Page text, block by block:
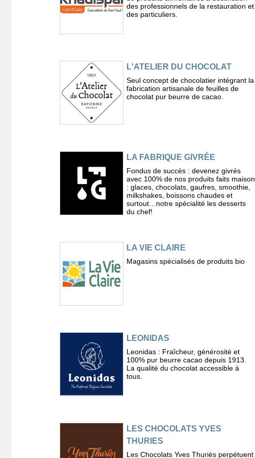
des professionnels de la restauration et
des particuliers.
L'ATELIER DU CHOCOLAT
Seul concept de chocolatier intégrant la
fabrication artisanale de feuilles de
chocolat pur beurre de cacao.
LA FABRIQUE GIVRÉE
Fondus de succès : devenez givrés
avec 100% de nos produits faits maison
: glaces, chocolats, gaufres, smoothie,
milkshakes, boissons chaudes et
surtout…notre spécialité les desserts
du chef!
LA VIE CLAIRE
Magasins spécialisés de produits bio
LEONIDAS
Leonidas : Fraîcheur, générosité et
100% pur beurre cacao depuis 1913.
La qualité du chocolat accessible à
tous.
LES CHOCOLATS YVES
THURIES
Les Chocolats Yves Thuriès perpétuent